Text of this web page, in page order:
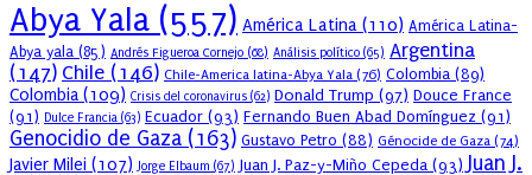
Abya Yala (557) América Latina (110) América Latina-
Abya yala (85) Andrés Figueroa Cornejo (68) Análisis político (65) Argentina
(147) Chile (146) Chile-America latina-Abya Yala (76) Colombia (89)
Colombia(109) Crisis del coronavirus (62) Donald Trump (97) Douce France
(91) Dulce Francia (63) Ecuador (93) Fernando Buen Abad Domínguez (91)
Genocidio de Gaza (163) Gustavo Petro (88) Génocide de Gaza (74)
Javier Milei (107) Jorge Elbaum (67) Juan J. Paz-y-Miño Cepeda (93) Juan J.